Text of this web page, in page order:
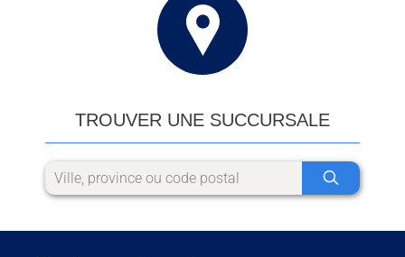
TROUVER UNE SUCCURSALE